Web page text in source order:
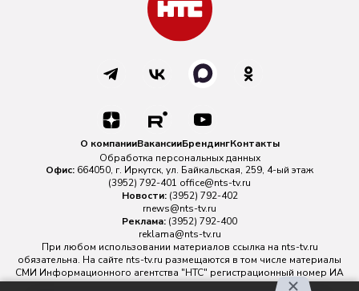
О компанииВакансииБрендингКонтакты
Обработка персональных данных
Офис: 664050, г. Иркутск, ул. Байкальская, 259, 4-ый этаж
(3952) 792-401 office@nts-tv.ru
Новости: (3952) 792-402
rnews@nts-tv.ru
Реклама: (3952) 792-400
reklama@nts-tv.ru
При любом использовании материалов ссылка на nts-tv.ru
обязательна. На сайте nts-tv.ru размещаются в том числе материалы
СМИ Информационного агентства "НТС" регистрационный номер ИА
№ ФС 77 - 88763 зарегистрировано Федеральной службой по